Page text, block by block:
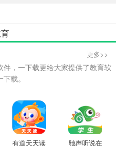
更多>>
，一下载更给大家提供了教育软
载。
有道天天读
驰声听说在